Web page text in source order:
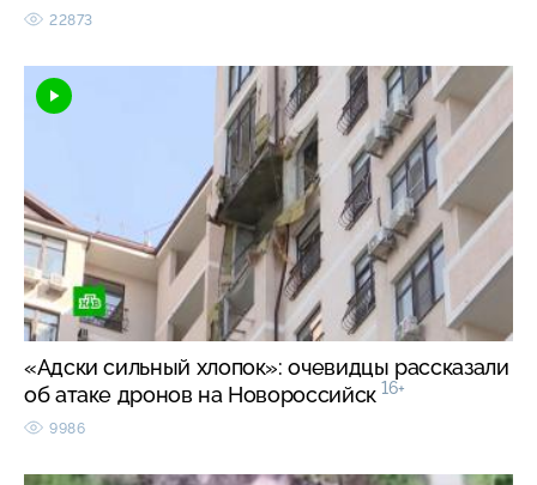
22873
«Адски сильный хлопок»: очевидцы рассказали
об атаке дронов на Новороссийск 16+
9986